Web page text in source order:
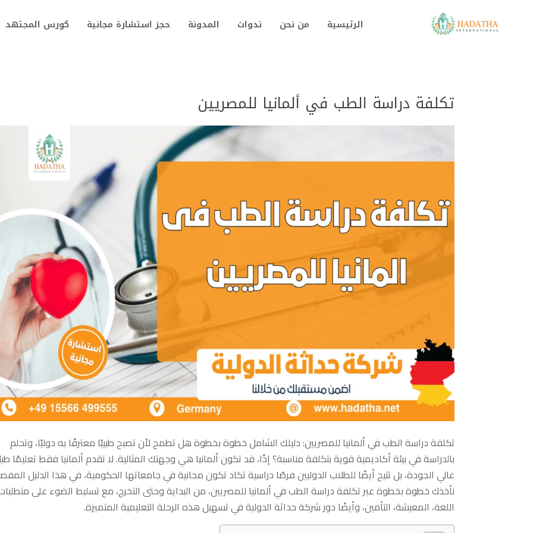
الرئيسية من نحن ندوات المدونة حجز استشارة مجانية كورس المجتهد
تكلفة دراسة الطب في ألمانيا للمصريين
تكلفة دراسة الطب في ألمانيا للمصريين: دليلك الشامل خطوة بخطوة هل تطمح لأن تصبح طبيبًا معترفًا به دوليًا، وتحلم
بالدراسة في بيئة أكاديمية قوية بتكلفة مناسبة؟ إذًا، قد تكون ألمانيا هي وجهتك المثالية. لا تقدم ألمانيا فقط تعليمًا
عالي الجودة، بل تتيح أيضًا للطلاب الدوليين فرصًا دراسية تكاد تكون مجانية في جامعاتها الحكومية، في هذا الدليل
نأخذك خطوة بخطوة عبر تكلفة دراسة الطب في ألمانيا للمصريين، من البداية وحتى التخرج، مع تسليط الضوء على
اللغة، المعيشة، التأمين، وأيضًا دور شركة حداثة الدولية في تسهيل هذه الرحلة التعليمية المتميزة.